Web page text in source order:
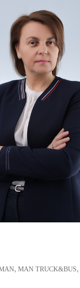
, MAN TRUCK&BUS,